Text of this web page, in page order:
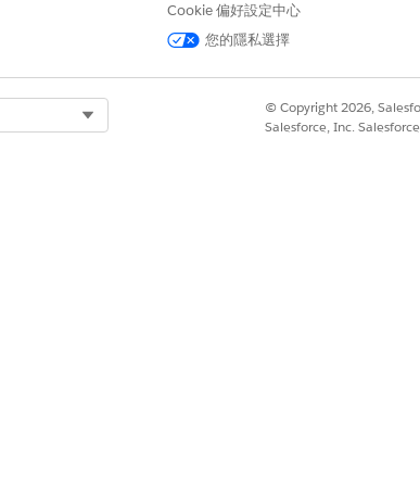
「收入管理」會在報價流程期間自動將目錄價格加成:
當您成功訂購報價時,Salesforce 會將這些記錄轉換為「訂
Cookie 偏好設定中心
您的隱私選擇
© Copyright 2026,
Salesforce, Inc.